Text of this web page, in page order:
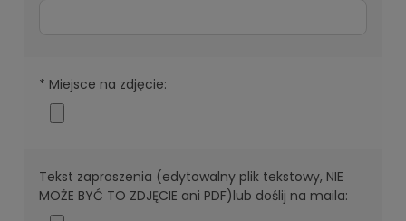
* Miejsce na zdjęcie:
Tekst zaproszenia (edytowalny plik tekstowy, NIE
MOŻE BYĆ TO ZDJĘCIE ani PDF)lub doślij na maila: